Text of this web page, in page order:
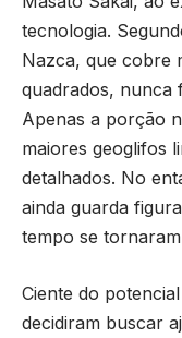
tecnologia.
Nazca, que cobre
quadrados, nunca
Apenas a porção
maiores geoglifos
detalhados. No
ainda guarda
tempo se
Ciente do
decidiram buscar